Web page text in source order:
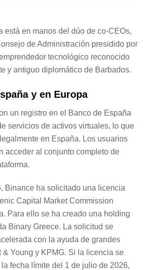
está en manos del dúo de co-CEOs,
de Administración presidido por
tecnológico reconocido
y antiguo diplomático de Barbados.
y en Europa
un registro en el Banco de España
servicios de activos virtuales, lo que
en España. Los usuarios
acceder al conjunto completo de
Binance ha solicitado una licencia
Capital Market Commission
Para ello se ha creado una holding
Binary Greece. La solicitud se
con la ayuda de grandes
& Young y KPMG. Si la licencia se
fecha límite del 1 de julio de 2026,